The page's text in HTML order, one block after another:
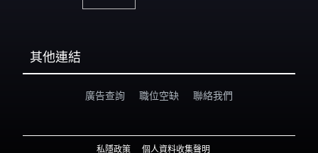
其他連結
廣告查詢 職位空缺 聯絡我們
私隱政策 個人資料收集聲明